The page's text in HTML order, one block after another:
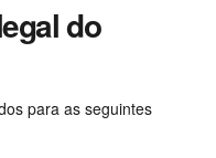
do
para as seguintes